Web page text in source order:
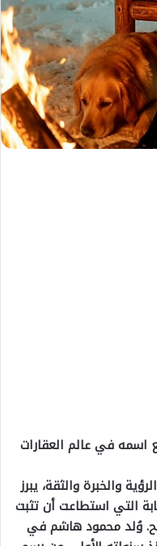
في عالم العقارات
والخبرة والثقة، يبرز
التي استطاعت أن تثبت
وُلد محمود هاشم في